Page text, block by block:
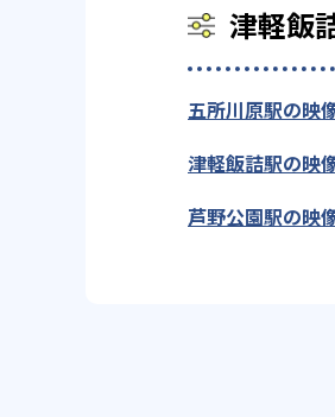
津軽飯
五所川原駅の映
津軽飯詰駅の映
芦野公園駅の映